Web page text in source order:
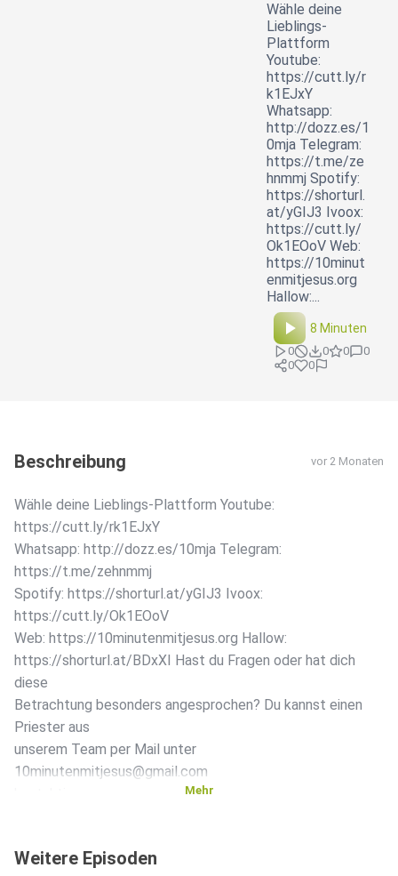
Wähle deine
Lieblings-
Plattform
Youtube:
https://cutt.ly/r
k1EJxY
Whatsapp:
http://dozz.es/1
0mja Telegram:
https://t.me/ze
hnmmj Spotify:
https://shorturl.
at/yGIJ3 Ivoox:
https://cutt.ly/
Ok1EOoV Web:
https://10minut
enmitjesus.org
Hallow:...
8 Minuten
0 0 0
0
0
0
Beschreibung vor 2 Monaten
Wähle deine Lieblings-Plattform Youtube:
https://cutt.ly/rk1EJxY
Whatsapp: http://dozz.es/10mja Telegram:
https://t.me/zehnmmj
Spotify: https://shorturl.at/yGIJ3 Ivoox:
https://cutt.ly/Ok1EOoV
Web: https://10minutenmitjesus.org Hallow:
https://shorturl.at/BDxXI Hast du Fragen oder hat dich
diese
Betrachtung besonders angesprochen? Du kannst einen
Priester aus
unserem Team per Mail unter
10minutenmitjesus@gmail.com
Mehr
Weitere Episoden